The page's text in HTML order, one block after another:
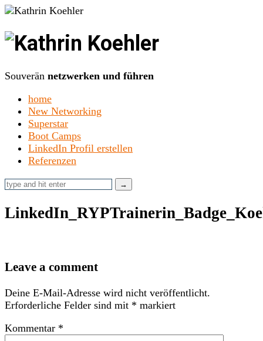
Kathrin
Koehler
Souverän netzwerken und führen
home
New Networking
Superstar
Boot Camps
LinkedIn Profil erstellen
Referenzen
Leave a comment
Deine E-Mail-Adresse wird nicht veröffentlicht.
Erforderliche Felder sind mit * markiert
Kommentar *